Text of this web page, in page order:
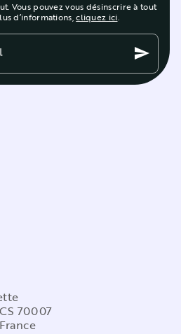
Vous pouvez vous désinscrire à tout
d’informations,cliquez ici.
send
70007